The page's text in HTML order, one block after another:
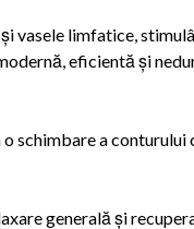
vasele limfatice,
eficientă și
schimbare a conturului
generală și